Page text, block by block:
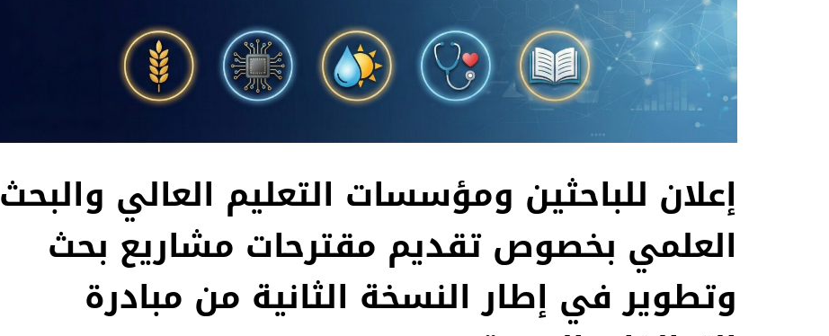
إعلان للباحثين ومؤسسات التعليم العالي والبحث
العلمي بخصوص تقديم مقترحات مشاريع بحث
وتطوير في إطار النسخة الثانية من مبادرة